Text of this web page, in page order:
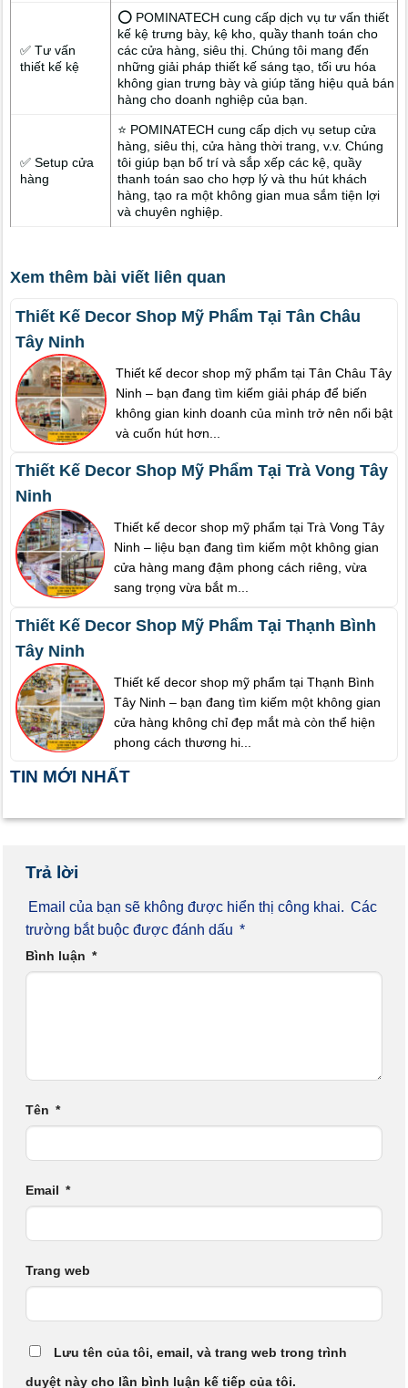
✅ Tư vấn
thiết kế kệ
⭕ POMINATECH cung cấp dịch vụ tư vấn thiết
kế kệ trưng bày, kệ kho, quầy thanh toán cho
các cửa hàng, siêu thị. Chúng tôi mang đến
những giải pháp thiết kế sáng tạo, tối ưu hóa
không gian trưng bày và giúp tăng hiệu quả bán
hàng cho doanh nghiệp của bạn.
✅ Setup cửa
hàng
⭐ POMINATECH cung cấp dịch vụ setup cửa
hàng, siêu thị, cửa hàng thời trang, v.v. Chúng
tôi giúp bạn bố trí và sắp xếp các kệ, quầy
thanh toán sao cho hợp lý và thu hút khách
hàng, tạo ra một không gian mua sắm tiện lợi
và chuyên nghiệp.
Xem thêm bài viết liên quan
Thiết Kế Decor Shop Mỹ Phẩm Tại Tân Châu
Tây Ninh
Thiết kế decor shop mỹ phẩm tại Tân Châu Tây
Ninh – bạn đang tìm kiếm giải pháp để biến
không gian kinh doanh của mình trở nên nổi bật
và cuốn hút hơn...
Thiết Kế Decor Shop Mỹ Phẩm Tại Trà Vong Tây
Ninh
Thiết kế decor shop mỹ phẩm tại Trà Vong Tây
Ninh – liệu bạn đang tìm kiếm một không gian
cửa hàng mang đậm phong cách riêng, vừa
sang trọng vừa bắt m...
Thiết Kế Decor Shop Mỹ Phẩm Tại Thạnh Bình
Tây Ninh
Thiết kế decor shop mỹ phẩm tại Thạnh Bình
Tây Ninh – bạn đang tìm kiếm một không gian
cửa hàng không chỉ đẹp mắt mà còn thể hiện
phong cách thương hi...
TIN MỚI NHẤT
Trả lời
Email của bạn sẽ không được hiển thị công khai. Các
trường bắt buộc được đánh dấu *
Bình luận *
Tên *
Email *
Trang web
Lưu tên của tôi, email, và trang web trong trình
duyệt này cho lần bình luận kế tiếp của tôi.